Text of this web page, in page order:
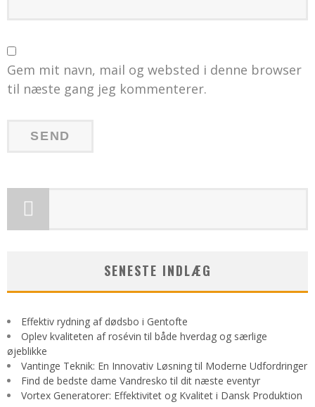
Gem mit navn, mail og websted i denne browser
til næste gang jeg kommenterer.
SENESTE INDLÆG
Effektiv rydning af dødsbo i Gentofte
Oplev kvaliteten af rosévin til både hverdag og særlige
øjeblikke
Vantinge Teknik: En Innovativ Løsning til Moderne Udfordringer
Find de bedste dame Vandresko til dit næste eventyr
Vortex Generatorer: Effektivitet og Kvalitet i Dansk Produktion